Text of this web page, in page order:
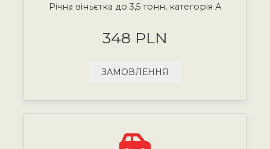
Річна віньєтка до 3,5 тонн, категорія А
348 PLN
ЗАМОВЛЕННЯ